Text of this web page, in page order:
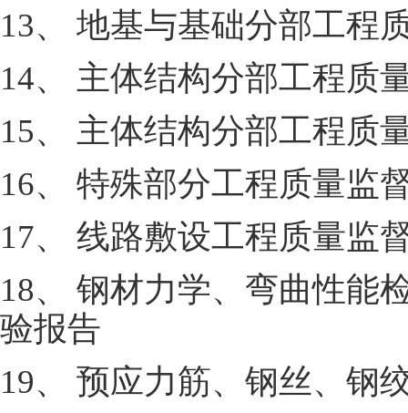
13、 地基与基础分部工程
14、 主体结构分部工程质
15、 主体结构分部工程质
16、 特殊部分工程质量监
17、 线路敷设工程质量监
18、 钢材力学、弯曲性能
验报告
19、 预应力筋、钢丝、钢